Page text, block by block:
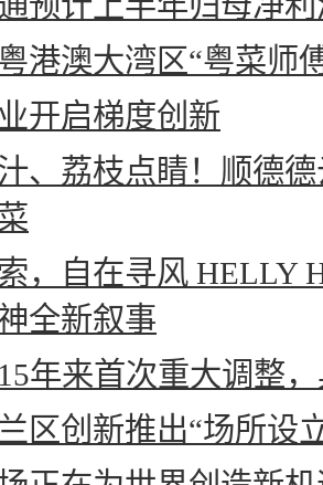
港澳大湾区“粤菜师
开启梯度创新
、荔枝点睛！顺德
，自在寻风 HELLY
全新叙事
年来首次重大调整
区创新推出“场所设